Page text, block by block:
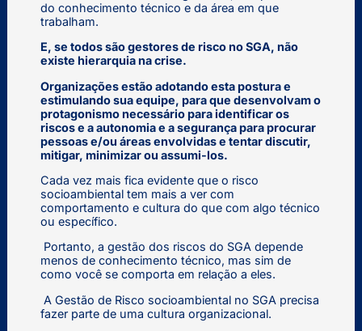
do conhecimento técnico e da área em que
trabalham.
E, se todos são gestores de risco no SGA, não
existe hierarquia na crise.
Organizações estão adotando esta postura e
estimulando sua equipe, para que desenvolvam o
protagonismo necessário para identificar os
riscos e a autonomia e a segurança para procurar
pessoas e/ou áreas envolvidas e tentar discutir,
mitigar, minimizar ou assumi-los.
Cada vez mais fica evidente que o risco
socioambiental tem mais a ver com
comportamento e cultura do que com algo técnico
ou específico.
Portanto, a gestão dos riscos do SGA depende
menos de conhecimento técnico, mas sim de
como você se comporta em relação a eles.
A Gestão de Risco socioambiental no SGA precisa
fazer parte de uma cultura organizacional.